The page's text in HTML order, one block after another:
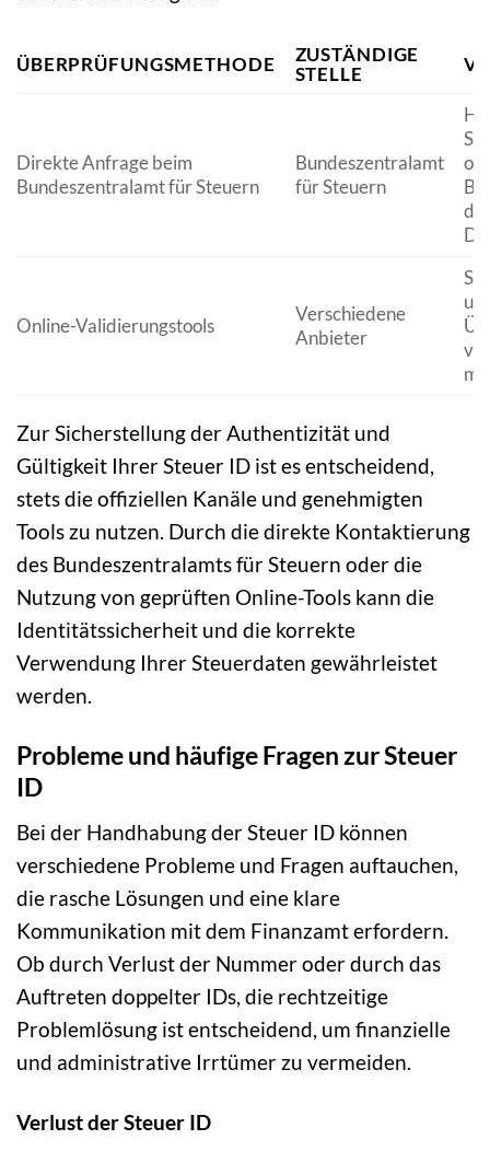
ÜBERPRÜFUNGSMETHODE
ZUSTÄNDIGE
STELLE
Direkte Anfrage beim
Bundeszentralamt für Steuern
Bundeszentralamt
für Steuern
Online-Validierungstools
Verschiedene
Anbieter
Zur Sicherstellung der Authentizität und
Gültigkeit Ihrer Steuer ID ist es entscheidend,
stets die offiziellen Kanäle und genehmigten
Tools zu nutzen. Durch die direkte Kontaktierung
des Bundeszentralamts für Steuern oder die
Nutzung von geprüften Online-Tools kann die
Identitätssicherheit und die korrekte
Verwendung Ihrer Steuerdaten gewährleistet
werden.
Probleme und häufige Fragen zur Steuer
ID
Bei der Handhabung der Steuer ID können
verschiedene Probleme und Fragen auftauchen,
die rasche Lösungen und eine klare
Kommunikation mit dem Finanzamt erfordern.
Ob durch Verlust der Nummer oder durch das
Auftreten doppelter IDs, die rechtzeitige
Problemlösung ist entscheidend, um finanzielle
und administrative Irrtümer zu vermeiden.
Verlust der Steuer ID